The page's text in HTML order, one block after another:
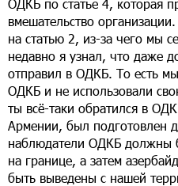
ОДКБ по статье 4, которая
вмешательство
на статью 2, из-за чего мы
недавно я узнал, что даже
отправил в ОДКБ. То есть
ОДКБ и не использовали
ты всё-таки обратился в
Армении, был подготовлен
наблюдатели ОДКБ должны
на границе, а затем
быть выведены с нашей